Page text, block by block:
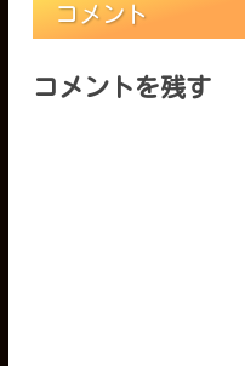
コメント
コメントを残す